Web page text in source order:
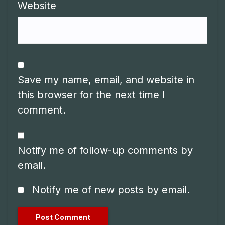
Website
Save my name, email, and website in
this browser for the next time I
comment.
Notify me of follow-up comments by
email.
Notify me of new posts by email.